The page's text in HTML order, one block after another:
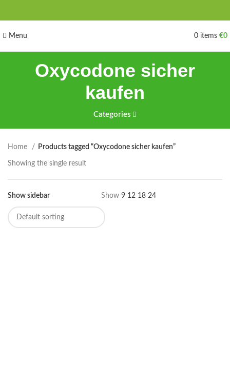
Menu 0 items €0
Oxycodone sicher
kaufen
Categories
Home Products tagged “Oxycodone sicher kaufen”
Showing the single result
Show sidebar Show 9 12 18 24